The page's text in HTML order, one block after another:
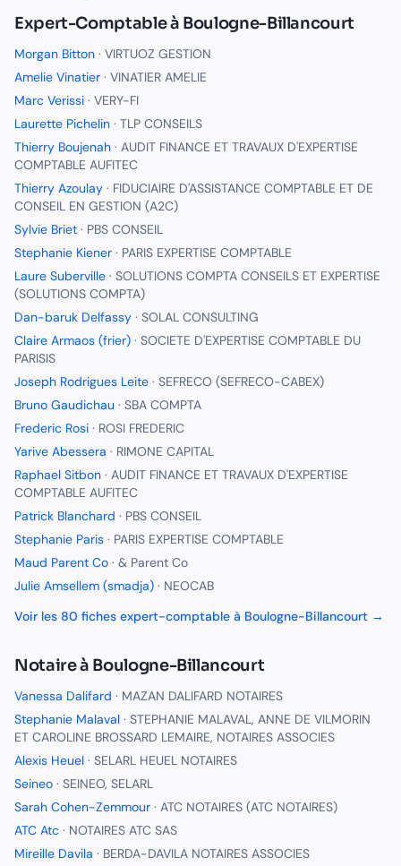
Expert-Comptableà Boulogne-Billancourt
Morgan Bitton · VIRTUOZ GESTION
Amelie Vinatier · VINATIER AMELIE
Marc Verissi · VERY-FI
Laurette Pichelin · TLP CONSEILS
Thierry Boujenah · AUDIT FINANCE ET TRAVAUX D'EXPERTISE
COMPTABLE AUFITEC
Thierry Azoulay · FIDUCIAIRE D'ASSISTANCE COMPTABLE ET DE
CONSEIL EN GESTION (A2C)
Sylvie Briet · PBS CONSEIL
Stephanie Kiener · PARIS EXPERTISE COMPTABLE
Laure Suberville · SOLUTIONS COMPTA CONSEILS ET EXPERTISE
(SOLUTIONS COMPTA)
Dan-baruk Delfassy · SOLAL CONSULTING
Claire Armaos (frier) · SOCIETE D'EXPERTISE COMPTABLE DU
PARISIS
Joseph Rodrigues Leite · SEFRECO (SEFRECO-CABEX)
Bruno Gaudichau · SBA COMPTA
Frederic Rosi · ROSI FREDERIC
Yarive Abessera · RIMONE CAPITAL
Raphael Sitbon · AUDIT FINANCE ET TRAVAUX D'EXPERTISE
COMPTABLE AUFITEC
Patrick Blanchard · PBS CONSEIL
Stephanie Paris · PARIS EXPERTISE COMPTABLE
Maud Parent Co · & Parent Co
Julie Amsellem (smadja) · NEOCAB
Voir les 80 fiches expert-comptable à Boulogne-Billancourt →
Notaireà Boulogne-Billancourt
Vanessa Dalifard · MAZAN DALIFARD NOTAIRES
Stephanie Malaval · STEPHANIE MALAVAL, ANNE DE VILMORIN
ET CAROLINE BROSSARD LEMAIRE, NOTAIRES ASSOCIES
Alexis Heuel · SELARL HEUEL NOTAIRES
Seineo · SEINEO, SELARL
Sarah Cohen-Zemmour · ATC NOTAIRES (ATC NOTAIRES)
ATC Atc · NOTAIRES ATC SAS
Mireille Davila · BERDA-DAVILA NOTAIRES ASSOCIES